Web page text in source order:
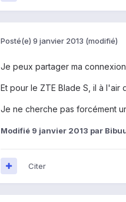
Posté(e) 9 janvier 2013 (modifié)
Je peux partager ma
Et pour le ZTE Blade S, il à l'air
Je ne cherche pas forcément
Modifié 9 janvier 2013 par
Citer